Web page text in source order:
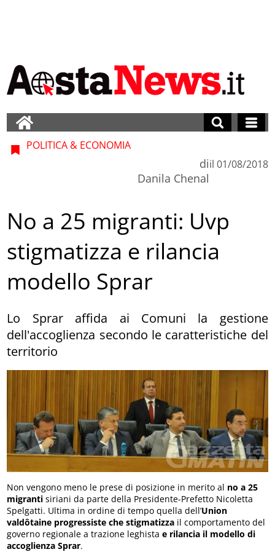
POLITICA & ECONOMIA
di
Danila Chenal
il 01/08/2018
No a 25 migranti: Uvp
stigmatizza e rilancia
modello Sprar
Lo Sprar affida ai Comuni la gestione
dell'accoglienza secondo le caratteristiche del
territorio
Non vengono meno le prese di posizione in merito al no a 25
migranti siriani da parte della Presidente-Prefetto Nicoletta
Spelgatti. Ultima in ordine di tempo quella dell’Union
valdôtaine progressiste che stigmatizza il comportamento del
governo regionale a trazione leghistae rilancia il modello di
accoglienza Sprar.